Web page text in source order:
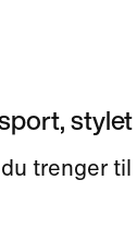
trenger